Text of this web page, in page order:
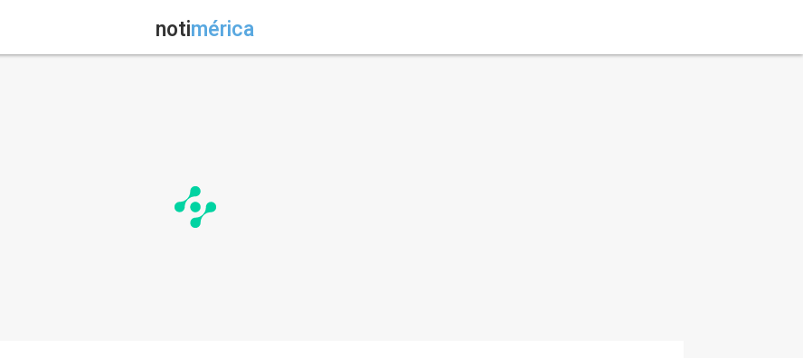
notimérica